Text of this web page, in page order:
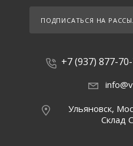
ПОДПИСАТЬСЯ НА
+7 (937) 877-
Ульяновск,
Склад